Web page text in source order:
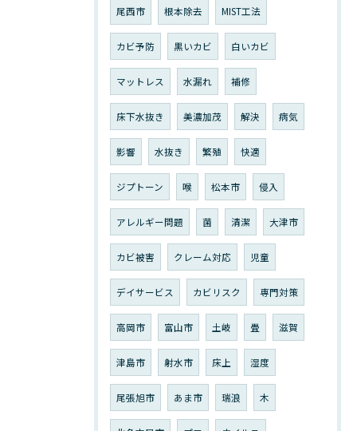
尾西市 根本除去 MIST工法
カビ予防 黒いカビ 白いカビ
マットレス 水漏れ 補修
床下水抜き 美濃加茂 解決 病気
影響 水抜き 繁殖 快適
ジプトーン 喉 松本市 侵入
アレルギー問題 菌 清潔 大津市
カビ被害 クレーム対応 児童
デイサービス カビリスク 専門対策
高岡市 富山市 土岐 畳 滋賀
津島市 射水市 床上 湿度
尾張旭市 あま市 瑞浪 木